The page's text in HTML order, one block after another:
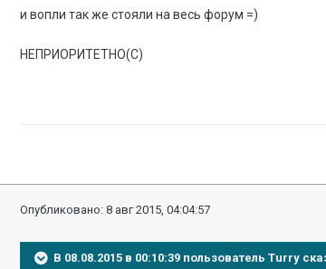
и вопли так же стояли на весь форум =)
НЕПРИОРИТЕТНО(С)
Опубликовано:8 авг 2015, 04:04:57
В 08.08.2015 в 00:10:39 пользователь Turry